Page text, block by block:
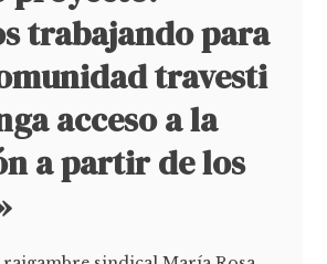
trabajando para
travesti
acceso a la
a partir de los